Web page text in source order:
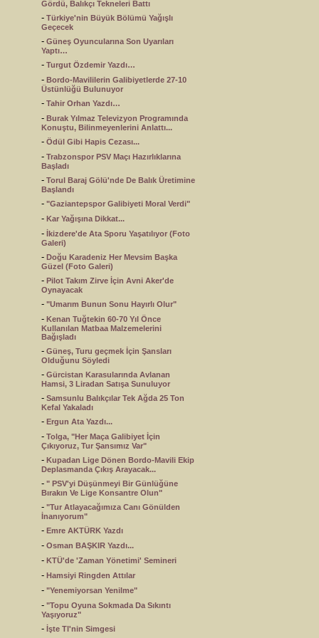
Gördü, Balıkçı Tekneleri Battı
- Türkiye'nin Büyük Bölümü Yağışlı
Geçecek
- Güneş Oyuncularına Son Uyarıları
Yaptı…
- Turgut Özdemir Yazdı…
- Bordo-Mavililerin Galibiyetlerde 27-10
Üstünlüğü Bulunuyor
- Tahir Orhan Yazdı…
- Burak Yılmaz Televizyon Programında
Konuştu, Bilinmeyenlerini Anlattı...
- Ödül Gibi Hapis Cezası...
- Trabzonspor PSV Maçı Hazırlıklarına
Başladı
- Torul Baraj Gölü'nde De Balık Üretimine
Başlandı
- "Gaziantepspor Galibiyeti Moral Verdi"
- Kar Yağışına Dikkat...
- İkizdere'de Ata Sporu Yaşatılıyor (Foto
Galeri)
- Doğu Karadeniz Her Mevsim Başka
Güzel (Foto Galeri)
- Pilot Takım Zirve İçin Avni Aker'de
Oynayacak
- "Umarım Bunun Sonu Hayırlı Olur"
- Kenan Tuğtekin 60-70 Yıl Önce
Kullanılan Matbaa Malzemelerini
Bağışladı
- Güneş, Turu geçmek İçin Şansları
Olduğunu Söyledi
- Gürcistan Karasularında Avlanan
Hamsi, 3 Liradan Satışa Sunuluyor
- Samsunlu Balıkçılar Tek Ağda 25 Ton
Kefal Yakaladı
- Ergun Ata Yazdı...
- Tolga, "Her Maça Galibiyet İçin
Çıkıyoruz, Tur Şansımız Var"
- Kupadan Lige Dönen Bordo-Mavili Ekip
Deplasmanda Çıkış Arayacak...
- " PSV'yi Düşünmeyi Bir Günlüğüne
Bırakın Ve Lige Konsantre Olun"
- "Tur Atlayacağımıza Canı Gönülden
İnanıyorum"
- Emre AKTÜRK Yazdı
- Osman BAŞKIR Yazdı...
- KTÜ'de 'Zaman Yönetimi' Semineri
- Hamsiyi Ringden Attılar
- "Yenemiyorsan Yenilme"
- "Topu Oyuna Sokmada Da Sıkıntı
Yaşıyoruz"
- İşte Tl'nin Simgesi